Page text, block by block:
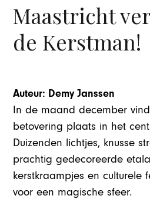
Maastricht
de Kerstman!
Auteur: Demy Janssen
In de maand december
betovering plaats in het
Duizenden lichtjes, knusse
prachtig gedecoreerde
kerstkraampjes en culturele
voor een magische sfeer.